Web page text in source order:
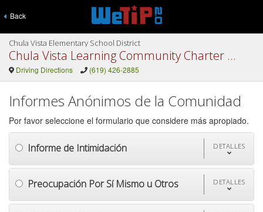
Back
Chula Vista Elementary School District
Chula Vista Learning Community Charter CVLCC Elementary
Driving Directions (619) 426-2885
Informes Anónimos de la Comunidad
Por favor seleccione el formulario que considere más apropiado.
Informe de Intimidación DETALLES
Preocupación Por Sí Mismo u Otros DETALLES